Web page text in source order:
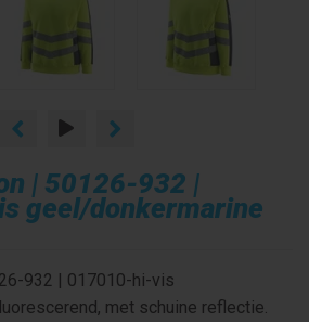
| 50126-932 |
geel/donkermarine
932 | 017010-hi-vis
met schuine reflectie.